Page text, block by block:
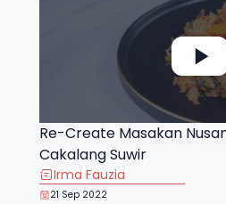
Re-Create Masakan
Cakalang Suwir
Irma Fauzia
21 Sep 2022